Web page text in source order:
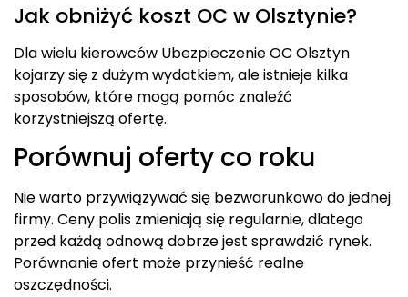
Jak obniżyć koszt OC w Olsztynie?
Dla wielu kierowców Ubezpieczenie OC Olsztyn
kojarzy się z dużym wydatkiem, ale istnieje kilka
sposobów, które mogą pomóc znaleźć
korzystniejszą ofertę.
Porównuj oferty co roku
Nie warto przywiązywać się bezwarunkowo do jednej
firmy. Ceny polis zmieniają się regularnie, dlatego
przed każdą odnową dobrze jest sprawdzić rynek.
Porównanie ofert może przynieść realne
oszczędności.